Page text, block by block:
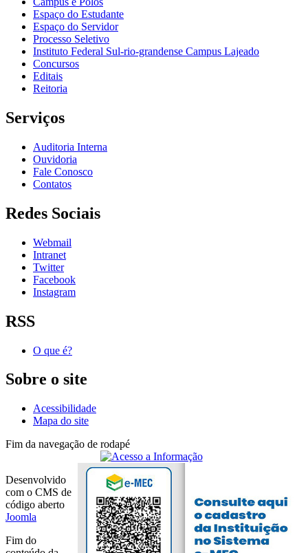
Espaço do Estudante
Espaço do Servidor
Processo Seletivo
Instituto Federal Sul-rio-grandense Campus Lajeado
Concursos
Editais
Reitoria
Serviços
Auditoria Interna
Ouvidoria
Fale Conosco
Contatos
Redes Sociais
Webmail
Intranet
Twitter
Facebook
Instagram
RSS
O que é?
Sobre o site
Acessibilidade
Mapa do site
Fim da navegação de rodapé
Desenvolvido
com o CMS de
código aberto
Joomla
Fim do